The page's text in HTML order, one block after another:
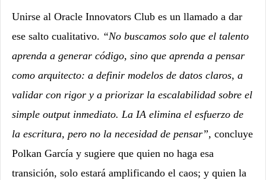
Unirse al Oracle Innovators Club es un llamado a dar
ese salto cualitativo. “No buscamos solo que el talento
aprenda a generar código, sino que aprenda a pensar
como arquitecto: a definir modelos de datos claros, a
validar con rigor y a priorizar la escalabilidad sobre el
simple output inmediato. La IA elimina el esfuerzo de
la escritura, pero no la necesidad de pensar”, concluye
Polkan García y sugiere que quien no haga esa
transición, solo estará amplificando el caos; y quien la